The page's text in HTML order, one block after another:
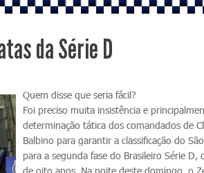
da Série D
Quem disse que seria fácil?
Foi preciso muita insistência e
determinação tática dos comandados de
Balbino para garantir a classificação do
para a segunda fase do Brasileiro Série D,
de oito anos. Na noite deste domingo, o